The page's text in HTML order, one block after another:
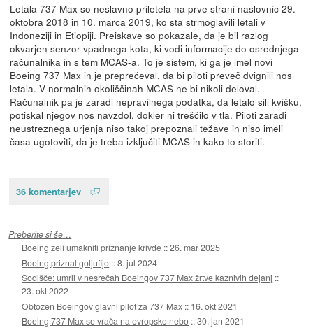
Letala 737 Max so neslavno priletela na prve strani naslovnic 29.
oktobra 2018 in 10. marca 2019, ko sta strmoglavili letali v
Indoneziji in Etiopiji. Preiskave so pokazale, da je bil razlog
okvarjen senzor vpadnega kota, ki vodi informacije do osrednjega
računalnika in s tem MCAS-a. To je sistem, ki ga je imel novi
Boeing 737 Max in je preprečeval, da bi piloti preveč dvignili nos
letala. V normalnih okoliščinah MCAS ne bi nikoli deloval.
Računalnik pa je zaradi nepravilnega podatka, da letalo sili kvišku,
potiskal njegov nos navzdol, dokler ni treščilo v tla. Piloti zaradi
neustreznega urjenja niso takoj prepoznali težave in niso imeli
časa ugotoviti, da je treba izključiti MCAS in kako to storiti.
36 komentarjev
Preberite si še…
Boeing želi umakniti priznanje krivde ::26. mar 2025
Boeing priznal goljufijo ::8. jul 2024
Sodišče: umrli v nesrečah Boeingov 737 Max žrtve kaznivih dejanj ::
23. okt 2022
Obtožen Boeingov glavni pilot za 737 Max :: 16. okt 2021
Boeing 737 Max se vrača na evropsko nebo ::30. jan 2021